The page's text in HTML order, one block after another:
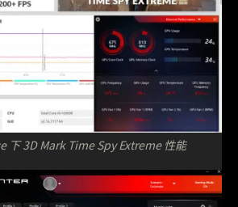
下 3D Mark Time Spy Extreme 性能